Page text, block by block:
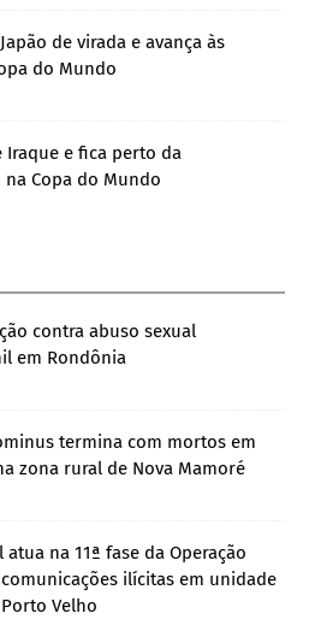
de virada e avança às
do Mundo
Iraque e fica perto da
na Copa do Mundo
contra abuso sexual
em Rondônia
termina com mortos em
zona rural de Nova Mamoré
atua na 11ª fase da Operação
ilícitas em unidade
Velho